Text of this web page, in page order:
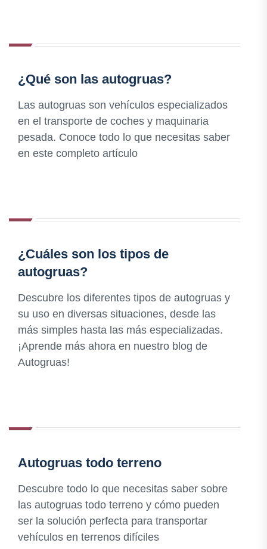
¿Qué son las autogruas?
Las autogruas son vehículos especializados
en el transporte de coches y maquinaria
pesada. Conoce todo lo que necesitas saber
en este completo artículo
¿Cuáles son los tipos de
autogruas?
Descubre los diferentes tipos de autogruas y
su uso en diversas situaciones, desde las
más simples hasta las más especializadas.
¡Aprende más ahora en nuestro blog de
Autogruas!
Autogruas todo terreno
Descubre todo lo que necesitas saber sobre
las autogruas todo terreno y cómo pueden
ser la solución perfecta para transportar
vehículos en terrenos difíciles